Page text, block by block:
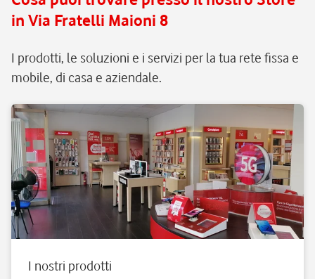
continua, senza pensieri.
in Via Fratelli Maioni 8
I prodotti, le soluzioni e i servizi per la tua rete fissa e
mobile, di casa e aziendale.
I nostri prodotti